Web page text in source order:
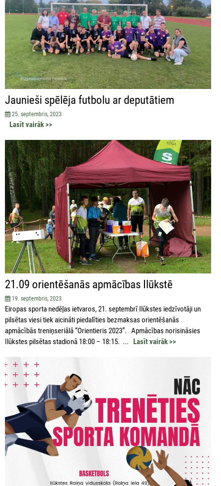
Jaunieši spēlēja futbolu ar deputātiem
25. septembris, 2023
Lasīt vairāk >>
21.09 orientēšanās apmācības Ilūkstē
19. septembris, 2023
Eiropas sporta nedēļas ietvaros, 21. septembrī Ilūkstes iedzīvotāji un
pilsētas viesi tiek aicināti piedalīties bezmaksas orientēšanās
apmācībās treniņseriālā “Orientieris 2023”. Apmācības norisināsies
Ilūkstes pilsētas stadionā 18:00 – 18:15. ... Lasīt vairāk >>